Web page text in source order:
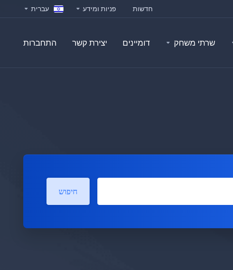
חדשות פניות ומידע עברית
שרתי משחק דומיינים יצירת קשר התחברות
חיפוש